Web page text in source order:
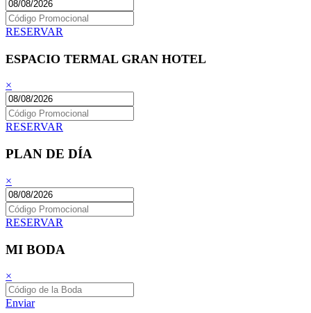
RESERVAR
ESPACIO TERMAL GRAN HOTEL
×
RESERVAR
PLAN DE DÍA
×
RESERVAR
MI BODA
×
Enviar